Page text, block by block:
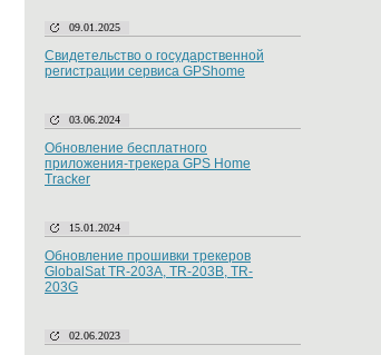
09.01.2025
Свидетельство о государственной
регистрации сервиса GPShome
03.06.2024
Обновление бесплатного
приложения-трекера GPS Home
Tracker
15.01.2024
Обновление прошивки трекеров
GlobalSat TR-203A, TR-203B, TR-
203G
02.06.2023